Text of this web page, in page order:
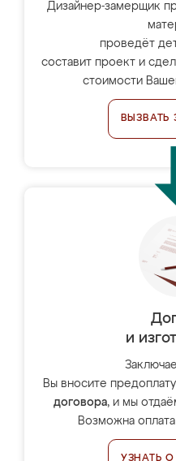
Дизайнер-замерщик
проведёт
составит проект и
стоимости
ВЫЗВАТЬ
и
Вы вносите
договора, и мы
Возможна
УЗНАТЬ